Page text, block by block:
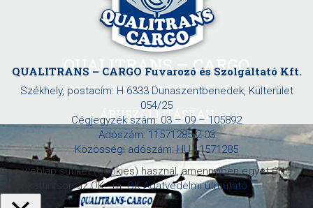
QUALITRANS – CARGO
25 ÉVE A NEMZETKÖZI KÖZÚTI
ÁRUSZÁLLÍTÁSBAN
QUALITRANS – CARGO Fuvarozó és Szolgáltató Kft.
Székhely, postacím: H 6333 Dunaszentbenedek, Külterület
054/25
Cégjegyzék szám: 03 – 09 – 105892
Adószám: 11571285-2-03
Közösségi adószám: HU 11571285
Ez a weblap sütiket (cookies) használ, amennyiben egyet ért,
akkor kattintson az OK - ra.OK Adatvédelmi útmutató